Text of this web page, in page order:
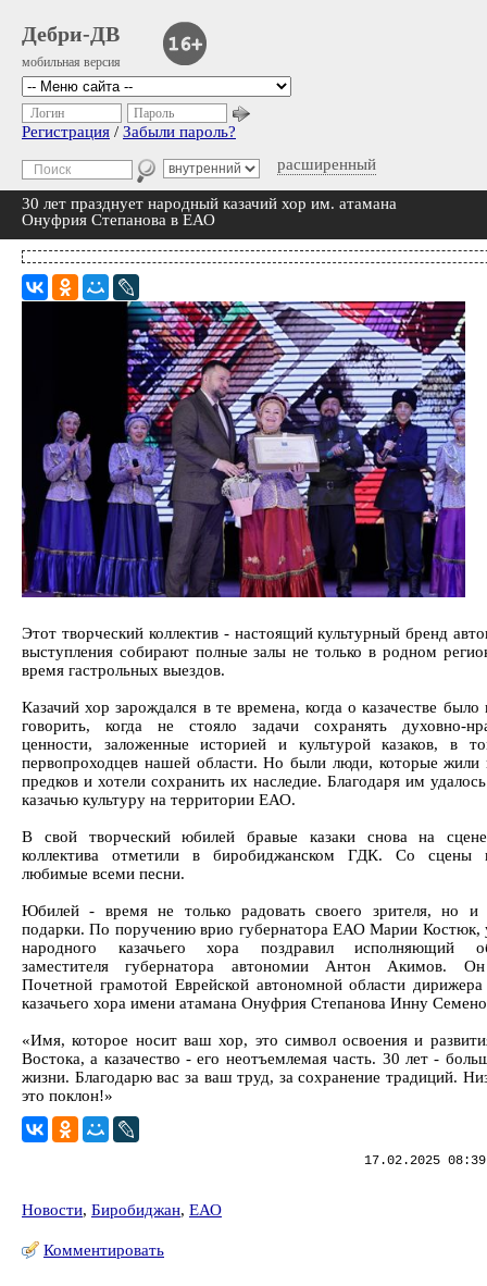
Дебри-ДВ
мобильная версия
расширенный
Логин Пароль
Регистрация / Забыли пароль?
30 лет празднует народный казачий хор им. атамана
Онуфрия Степанова в ЕАО
Этот творческий коллектив - настоящий культурный бренд
выступления собирают полные залы не только в родном
время гастрольных выездов.
Казачий хор зарождался в те времена, когда о казачестве было
говорить, когда не стояло задачи сохранять духовно-
ценности, заложенные историей и культурой казаков, в
первопроходцев нашей области. Но были люди, которые жили
предков и хотели сохранить их наследие. Благодаря им
казачью культуру на территории ЕАО.
В свой творческий юбилей бравые казаки снова на
коллектива отметили в биробиджанском ГДК. Со сцены
любимые всеми песни.
Юбилей - время не только радовать своего зрителя, но и
подарки. По поручению врио губернатора ЕАО Марии Костюк,
народного казачьего хора поздравил исполняющий
заместителя губернатора автономии Антон Акимов. Он
Почетной грамотой Еврейской автономной области дирижера
казачьего хора имени атамана Онуфрия Степанова Инну
«Имя, которое носит ваш хор, это символ освоения и
Востока, а казачество - его неотъемлемая часть. 30 лет -
жизни. Благодарю вас за ваш труд, за сохранение традиций.
это поклон!»
17.02.2025
Новости, Биробиджан, ЕАО
Комментировать